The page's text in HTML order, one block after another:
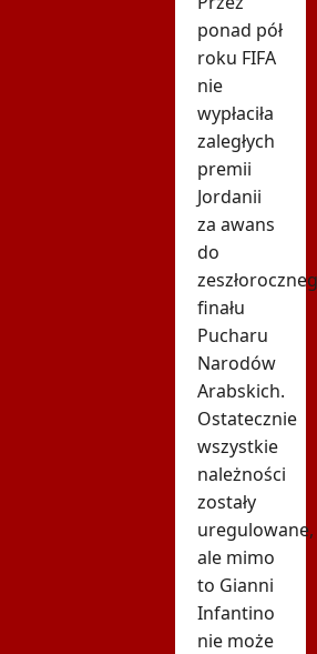
ponad pół
roku FIFA
nie
wypłaciła
zaległych
premii
Jordanii
za awans
do
finału
Pucharu
Narodów
Arabskich.
Ostatecznie
wszystkie
należności
zostały
uregulowane,
ale mimo
to Gianni
Infantino
nie może